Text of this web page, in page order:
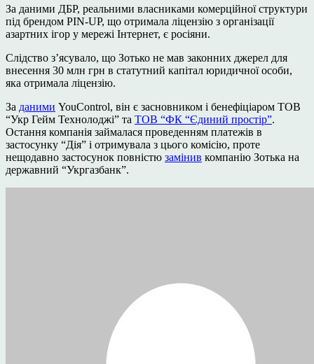
За даними ДБР, реальними власниками комерційної структури
під брендом PIN-UP, що отримала ліцензію з організації
азартних ігор у мережі Інтернет, є росіяни.
Слідство з’ясувало, що Зотько не мав законних джерел для
внесення 30 млн грн в статутний капітал юридичної особи,
яка отримала ліцензію.
За даними YouControl, він є засновником і бенефіціаром ТОВ
“Укр Гейм Технолоджі” та ТОВ “ФК “Єдиний простір”.
Остання компанія займалася проведенням платежів в
застосунку “Дія” і отримувала з цього комісію, проте
нещодавно застосунок повністю замінив компанію Зотька на
державний “Укргазбанк”.